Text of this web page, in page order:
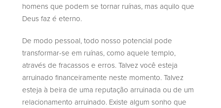
homens que podem se tornar ruínas, mas aquilo que
Deus faz é eterno.
De modo pessoal, todo nosso potencial pode
transformar-se em ruínas, como aquele templo,
através de fracassos e erros. Talvez você esteja
arruinado financeiramente neste momento. Talvez
esteja à beira de uma reputação arruinada ou de um
relacionamento arruinado. Existe algum sonho que